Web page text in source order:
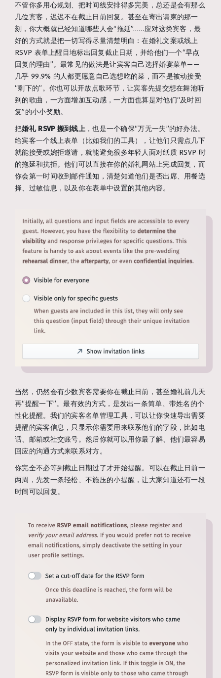
不管你多用心规划、把时间线安排得多完美，总还是会有那么
几位宾客，迟迟不在截止日前回复。甚至在寄出请柬的那一
刻，你大概就已经知道哪些人会“拖延”……应对这类宾客，最
好的方式就是把一切写得尽量清楚明白：在婚礼文案或线上
RSVP 表单上醒目地标出回复截止日期，并给他们一个“早点
回复的理由”。最常见的做法是让宾客自己选择婚宴菜单——
几乎 99.9% 的人都更愿意自己选想吃的菜，而不是被动接受
“剩下的”。你也可以开放点歌环节，让宾客先提交想在舞池听
到的歌曲，一方面增加互动感，一方面也算是对他们“及时回
复”的小小奖励。
把婚礼 RSVP 搬到线上，也是一个确保“万无一失”的好办法。
给宾客一个线上表单（比如我们的工具），让他们只需点几下
就能接受或婉拒邀请，就能避免很多年轻人面对纸质 RSVP 时
的拖延和抗拒。他们可以直接在你的婚礼网站上完成回复，而
你会第一时间收到邮件通知，清楚知道他们是否出席、用餐选
择、过敏信息，以及你在表单中设置的其他内容。
当然，仍然会有少数宾客需要你在截止日前，甚至婚礼前几天
再“提醒一下”。最有效的方式，是发出一条简单、带姓名的个
性化提醒。我们的宾客名单管理工具，可以让你快速导出需要
提醒的宾客信息，只显示你需要用来联系他们的字段，比如电
话、邮箱或社交账号。然后你就可以用你最了解、他们最容易
回应的沟通方式来联系对方。
你完全不必等到截止日期过了才开始提醒。可以在截止日前一
两周，先发一条轻松、不施压的小提醒，让大家知道还有一段
时间可以回复。